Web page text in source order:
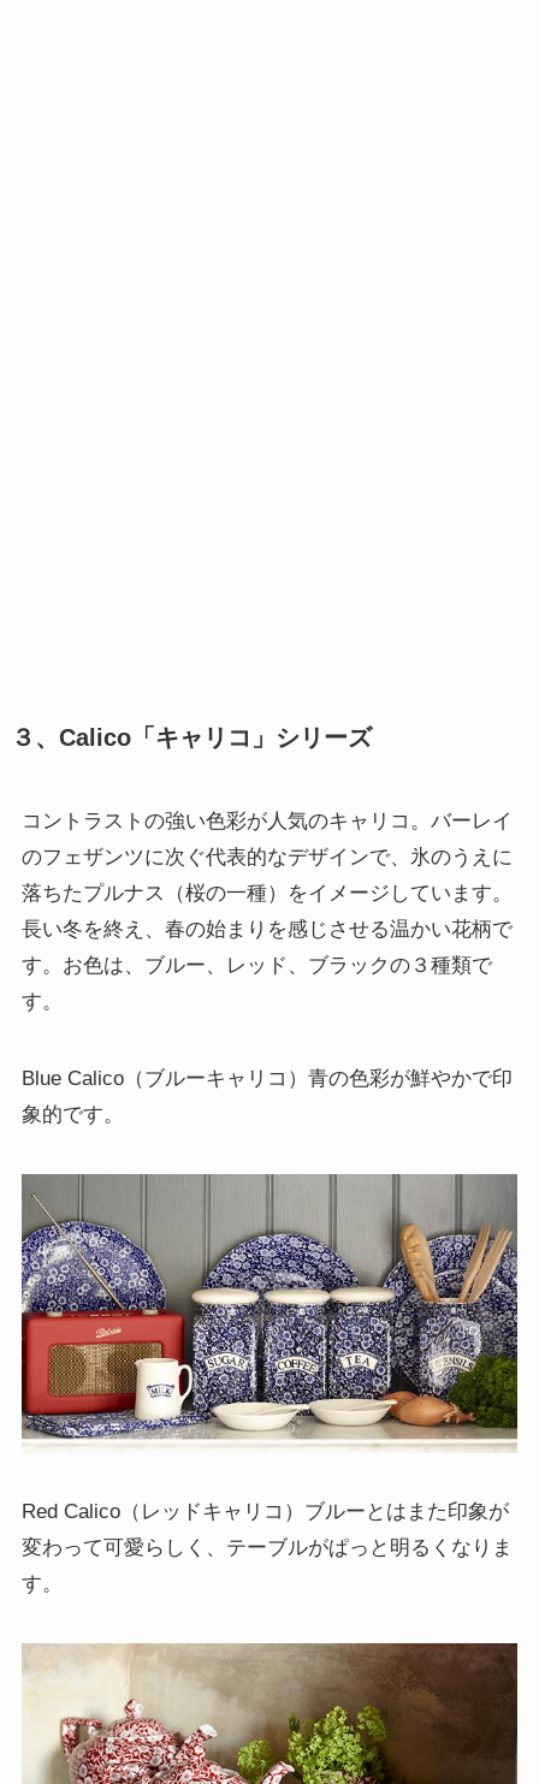
３、Calico「キャリコ」シリーズ
コントラストの強い色彩が人気のキャリコ。バーレイ
のフェザンツに次ぐ代表的なデザインで、氷のうえに
落ちたプルナス（桜の一種）をイメージしています。
長い冬を終え、春の始まりを感じさせる温かい花柄で
す。お色は、ブルー、レッド、ブラックの３種類で
す。
Blue Calico（ブルーキャリコ）青の色彩が鮮やかで印
象的です。
Red Calico（レッドキャリコ）ブルーとはまた印象が
変わって可愛らしく、テーブルがぱっと明るくなりま
す。